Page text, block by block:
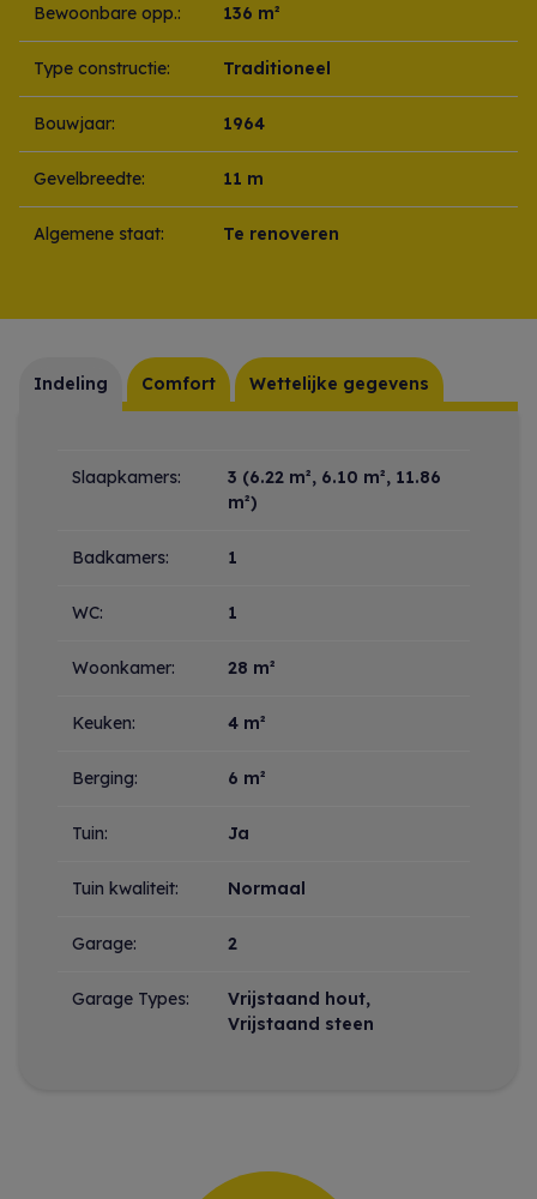
Bewoonbare opp.: 136 m²
Type constructie: Traditioneel
Bouwjaar: 1964
Gevelbreedte: 11 m
Algemene staat: Te renoveren
Indeling Comfort Wettelijke gegevens
Indeling
Slaapkamers: 3 (6.22 m², 6.10 m², 11.86
m²)
Badkamers: 1
WC: 1
Woonkamer: 28 m²
Keuken: 4 m²
Berging: 6 m²
Tuin: Ja
Tuin kwaliteit: Normaal
Garage: 2
Garage Types:
Vrijstaand hout,
Vrijstaand steen